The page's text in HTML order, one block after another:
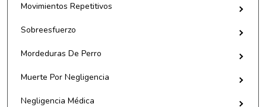
Movimientos Repetitivos
Sobreesfuerzo
Mordeduras De Perro
Muerte Por Negligencia
Negligencia Médica